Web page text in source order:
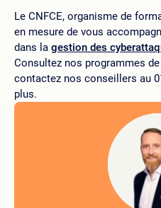
Le CNFCE, organisme de
en mesure de vous
dans la gestion des
Consultez nos programmes
contactez nos conseillers au
plus.